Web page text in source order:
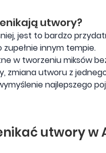
utwory?
jest to bardzo
innym tempie.
w tworzeniu miksów
zmiana utworu z
najlepszego
utwory w